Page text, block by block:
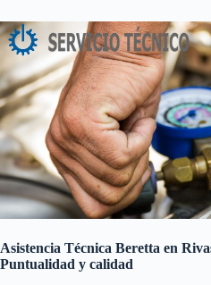
Asistencia Técnica Beretta en
Puntualidad y calidad